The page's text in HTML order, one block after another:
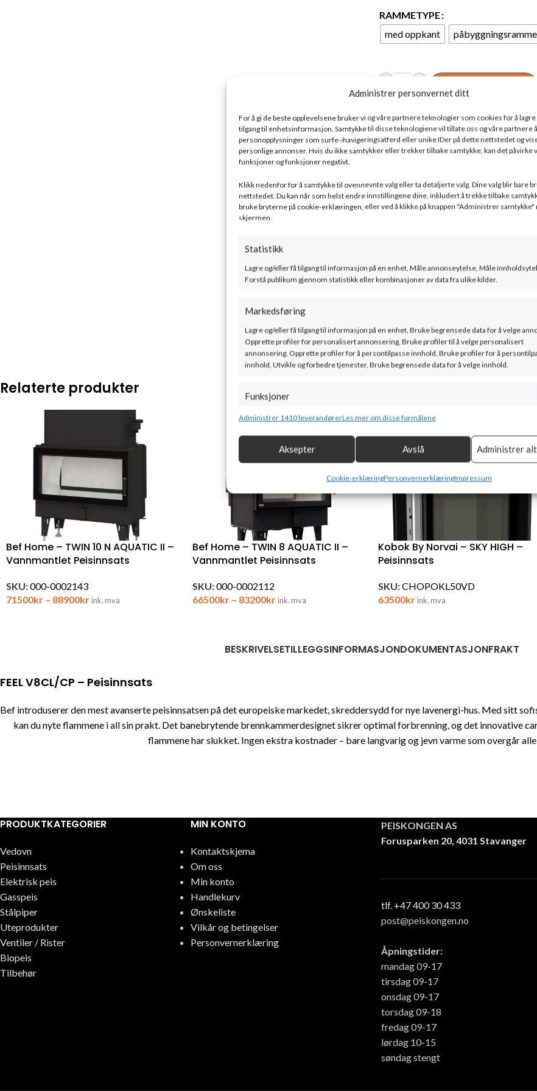
Administrer personvernet ditt
For å gi de beste opplevelsene bruker vi og våre partnere teknologier som cookies for å lagre
tilgang til enhetsinformasjon. Samtykke til disse teknologiene vil tillate oss og våre partnere
personopplysninger som surfe-/navigeringsatferd eller unike IDer på dette nettstedet og
personlige annonser. Hvis du ikke samtykker eller trekker tilbake samtykke, kan det påvirke
funksjoner og funksjoner negativt.
Klikk nedenfor for å samtykke til ovennevnte valg eller ta detaljerte valg. Dine valg blir bare
nettstedet. Du kan når som helst endre innstillingene dine, inkludert å trekke tilbake
bruke bryterne på cookie-erklæringen, eller ved å klikke på knappen "Administrer samtykke"
skjermen.
Statistikk
Lagre og/eller få tilgang til informasjon på en enhet, Måle annonseytelse, Måle
Forstå publikum gjennom statistikk eller kombinasjoner av data fra ulike kilder.
Markedsføring
Lagre og/eller få tilgang til informasjon på en enhet, Bruke begrensede data for å velge
Opprette profiler for personalisert annonsering, Bruke profiler til å velge personalisert
annonsering, Opprette profiler for å persontilpasse innhold, Bruke profiler for å
innhold, Utvikle og forbedre tjenester, Bruke begrensede data for å velge innhold.
Funksjoner
Matche og kombinere data fra andre datakilder, Koble forskjellige enheter, Identifisere
Sørge for sikkerhet, forhindre og oppdage svindel og rette feil, Levere
og vise annonser og innhold, Lagre og kommunisere personvernvalg.
Administrer 1410 leverandørerLes mer om disse formålene
Aksepter Avslå Administrer
Cookie-erklæringPersonvernerklæringImpressum
RAMMETYPE
med oppkant
påbyggningsramme
Legg til i ønskeliste
Ønsker du ett tilbud på
Fyll inn skjema under for å bli
Ja
Relaterte produkter
Bef Home – TWIN 10 N AQUATIC II –
Vannmantlet Peisinnsats
SKU:000-0002143
71500kr – 88900krink. mva
Bef Home – TWIN 8 AQUATIC II –
Vannmantlet Peisinnsats
SKU:000-0002112
66500kr – 83200kr ink. mva
Kobok By Norvai – SKY HIGH –
Peisinnsats
SKU:CHOPOKL50VD
63500krink. mva
BESKRIVELSETILLEGGSINFORMASJONDOKUMENTASJONFRAKT
FEEL V8CL/CP – Peisinnsats
Bef introduserer den mest avanserte peisinnsatsen på det europeiske markedet, skreddersydd for nye lavenergi-hus. Med sitt
kan du nyte flammene i all sin prakt. Det banebrytende brennkammerdesignet sikrer optimal forbrenning, og det innovative
flammene har slukket. Ingen ekstra kostnader – bare langvarig og jevn varme som overgår
PRODUKTKATEGORIER
Vedovn
Peisinnsats
Elektrisk peis
Gasspeis
Stålpiper
Uteprodukter
Ventiler / Rister
Biopeis
Tilbehør
MIN KONTO
Kontaktskjema
Om oss
Min konto
Handlekurv
Ønskeliste
Vilkår og betingelser
Personvernerklæring
PEISKONGEN AS
Forusparken 20, 4031 Stavanger
tlf. +47 400 30 433
post@peiskongen.no
Åpningstider:
mandag 09-17
tirsdag 09-17
onsdag 09-17
torsdag 09-18
fredag 09-17
lørdag 10-15
søndag stengt